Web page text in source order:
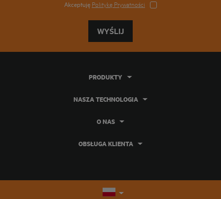
Akceptuję Politykę Prywatności
WYŚLIJ
PRODUKTY
NASZA TECHNOLOGIA
O NAS
OBSŁUGA KLIENTA